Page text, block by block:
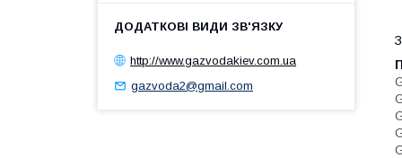
http://www.gazvodakiev.com.ua
gazvoda2@gmail.com